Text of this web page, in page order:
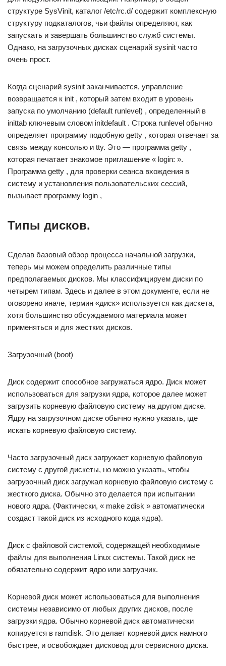
структуре SysVinit, каталог /etc/rc.d/ содержит комплексную
структуру подкаталогов, чьи файлы определяют, как
запускать и завершать большинство служб системы.
Однако, на загрузочных дисках сценарий sysinit часто
очень прост.
Когда сценарий sysinit заканчивается, управление
возвращается к init , который затем входит в уровень
запуска по умолчанию (default runlevel) , определенный в
inittab ключевым словом initdefault . Строка runlevel обычно
определяет программу подобную getty , которая отвечает за
связь между консолью и tty. Это — программа getty ,
которая печатает знакомое приглашение « login: ».
Программа getty , для проверки сеанса вхождения в
систему и установления пользовательских сессий,
вызывает программу login ,
Типы дисков.
Сделав базовый обзор процесса начальной загрузки,
теперь мы можем определить различные типы
предполагаемых дисков. Мы классифицируем диски по
четырем типам. Здесь и далее в этом документе, если не
оговорено иначе, термин «диск» используется как дискета,
хотя большинство обсуждаемого материала может
применяться и для жестких дисков.
Загрузочный (boot)
Диск содержит способное загружаться ядро. Диск может
использоваться для загрузки ядра, которое далее может
загрузить корневую файловую систему на другом диске.
Ядру на загрузочном диске обычно нужно указать, где
искать корневую файловую систему.
Часто загрузочный диск загружает корневую файловую
систему с другой дискеты, но можно указать, чтобы
загрузочный диск загружал корневую файловую систему с
жесткого диска. Обычно это делается при испытании
нового ядра. (Фактически, « make zdisk » автоматически
создаст такой диск из исходного кода ядра).
Диск с файловой системой, содержащей необходимые
файлы для выполнения Linux системы. Такой диск не
обязательно содержит ядро или загрузчик.
Корневой диск может использоваться для выполнения
системы независимо от любых других дисков, после
загрузки ядра. Обычно корневой диск автоматически
копируется в ramdisk. Это делает корневой диск намного
быстрее, и освобождает дисковод для сервисного диска.